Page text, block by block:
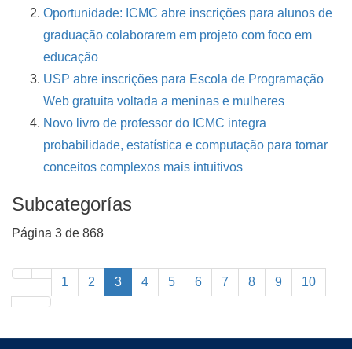
Oportunidade: ICMC abre inscrições para alunos de
graduação colaborarem em projeto com foco em
educação
USP abre inscrições para Escola de Programação
Web gratuita voltada a meninas e mulheres
Novo livro de professor do ICMC integra
probabilidade, estatística e computação para tornar
conceitos complexos mais intuitivos
Subcategorías
Página 3 de 868
1 2 3 4 5 6 7 8 9 10